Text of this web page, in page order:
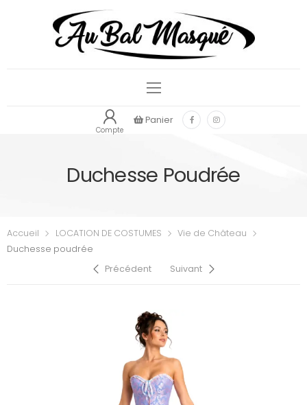
Compte
Panier
Duchesse Poudrée
Accueil LOCATION DE COSTUMES
Vie de Château
Duchesse poudrée
Précédent
Suivant